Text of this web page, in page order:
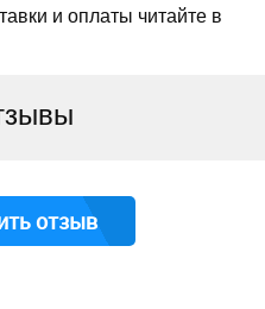
и оплаты читайте в
отзыв